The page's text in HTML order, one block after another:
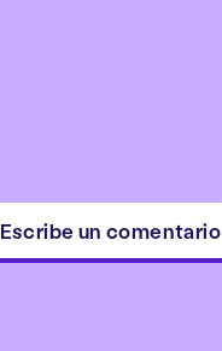
Escribe un comentario